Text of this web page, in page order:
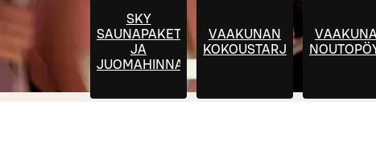
SKY
SAUNAPAKETTI
JA
JUOMAHINNASTO
VAAKUNAN
KOKOUSTARJOILUT